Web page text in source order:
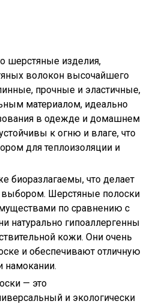
шерстяные изделия,
волокон высочайшего
прочные и эластичные,
материалом, идеально
в одежде и домашнем
к огню и влаге, что
для теплоизоляции и
биоразлагаемы, что делает
выбором. Шерстяные полоски
по сравнению с
натурально гипоаллергенны
кожи. Они очень
и обеспечивают отличную
намокании.
— это
и экологически